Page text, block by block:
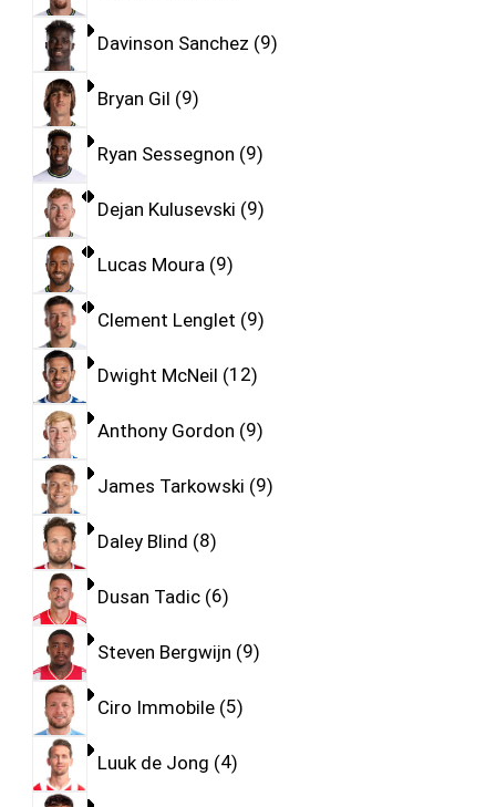
Davinson Sanchez 9
Bryan Gil 9
Ryan Sessegnon 9
Dejan Kulusevski 9
Lucas Moura 9
Clement Lenglet 9
Dwight McNeil 12
Anthony Gordon 9
James Tarkowski 9
Daley Blind 8
Dusan Tadic 6
Steven Bergwijn 9
Ciro Immobile 5
Luuk de Jong 4